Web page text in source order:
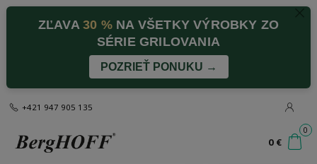
ZĽAVA30 %NA VŠETKY VÝROBKY ZO
SÉRIE GRILOVANIA
POZRIEŤ PONUKU →
+421 947 905 135
0
0 €